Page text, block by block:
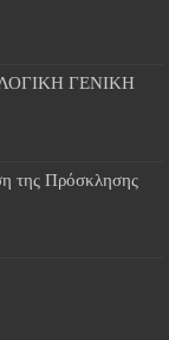
ΓΕΝΙΚΗ
της Πρόσκλησης